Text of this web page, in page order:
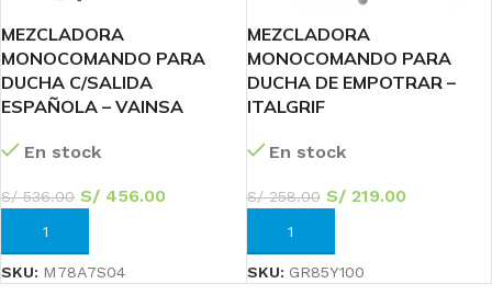
MEZCLADORA
MONOCOMANDO PARA
DUCHA C/SALIDA
ESPAÑOLA – VAINSA
En stock
S/536.00 S/ 456.00
AÑADIR AL CARRITO
SKU: M78A7S04
MEZCLADORA
MONOCOMANDO PARA
DUCHA DE EMPOTRAR –
ITALGRIF
En stock
S/258.00 S/219.00
AÑADIR AL CARRITO
SKU: GR85Y100